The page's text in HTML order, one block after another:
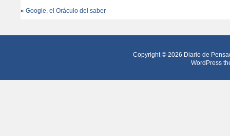
« Google, el Oráculo del saber
Copyright © 2026 Diario de
WordPress